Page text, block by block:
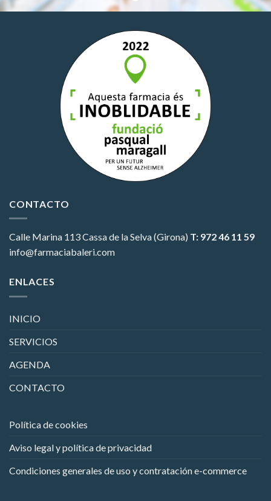
CONTACTO
Calle Marina 113Cassa de la Selva (Girona) T: 972 46 11 59
info@farmaciabaleri.com
ENLACES
INICIO
SERVICIOS
AGENDA
CONTACTO
Política de cookies
Aviso legal y política de privacidad
Condiciones generales de uso y contratación e-commerce